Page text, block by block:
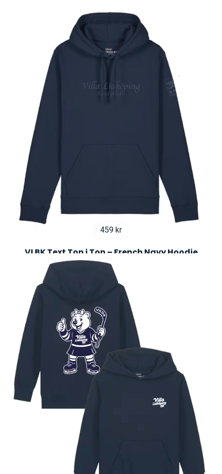
459 kr
VLBK Text Ton i Ton – French Navy Hoodie